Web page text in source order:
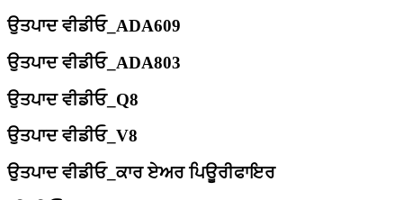
ਉਤਪਾਦ ਵੀਡੀਓ_ADA609
ਉਤਪਾਦ ਵੀਡੀਓ_ADA803
ਉਤਪਾਦ ਵੀਡੀਓ_Q8
ਉਤਪਾਦ ਵੀਡੀਓ_V8
ਉਤਪਾਦ ਵੀਡੀਓ_ਕਾਰ ਏਅਰ ਪਿਊਰੀਫਾਇਰ